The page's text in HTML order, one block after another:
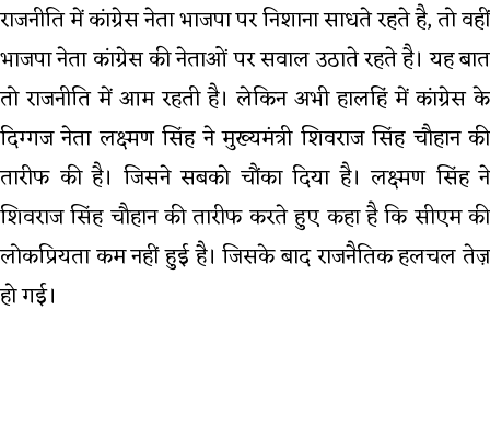
राजनीति में कांग्रेस नेता भाजपा पर निशाना साधते रहते है, तो वहीं
भाजपा नेता कांग्रेस की नेताओं पर सवाल उठाते रहते है। यह बात
तो राजनीति में आम रहती है। लेकिन अभी हालहिं में कांग्रेस के
दिग्गज नेता लक्ष्मण सिंह ने मुख्यमंत्री शिवराज सिंह चौहान की
तारीफ की है। जिसने सबको चौंका दिया है। लक्ष्मण सिंह ने
शिवराज सिंह चौहान की तारीफ करते हुए कहा है कि सीएम की
लोकप्रियता कम नहीं हुई है। जिसके बाद राजनैतिक हलचल तेज़
हो गई।